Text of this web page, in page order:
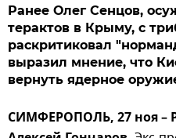
Ранее Олег Сенцов,
терактов в Крыму, с
раскритиковал
выразил мнение, что
вернуть ядерное
СИМФЕРОПОЛЬ, 27 ноя –